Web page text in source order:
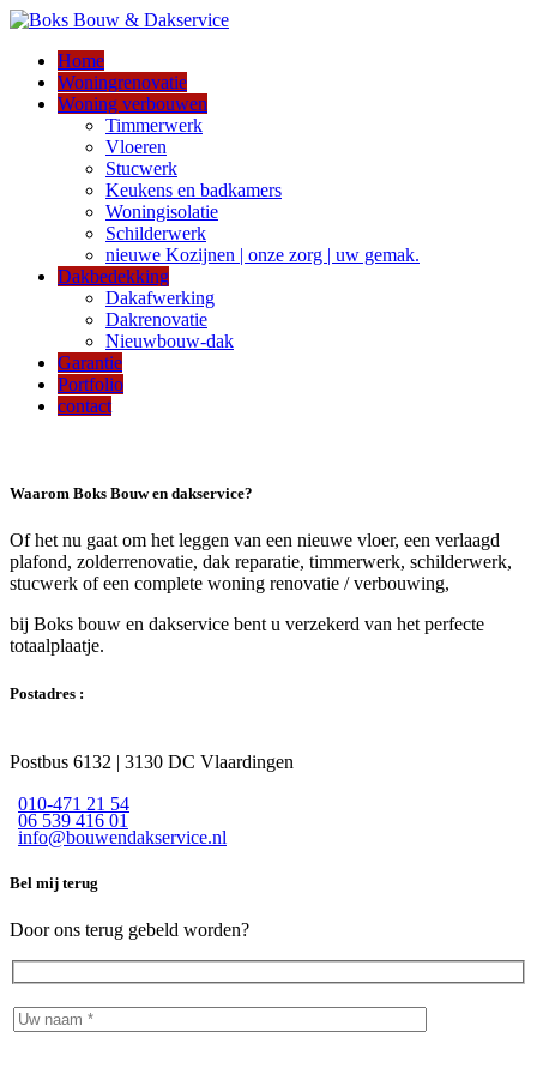
Home
Woningrenovatie
Woning verbouwen
Timmerwerk
Vloeren
Stucwerk
Keukens en badkamers
Woningisolatie
Schilderwerk
nieuwe Kozijnen | onze zorg | uw gemak.
Dakbedekking
Dakafwerking
Dakrenovatie
Nieuwbouw-dak
Garantie
Portfolio
contact
Waarom Boks Bouw en dakservice?
Of het nu gaat om het leggen van een nieuwe vloer, een verlaagd
plafond, zolderrenovatie, dak reparatie, timmerwerk, schilderwerk,
stucwerk of een complete woning renovatie / verbouwing,
bij Boks bouw en dakservice bent u verzekerd van het perfecte
totaalplaatje.
Postadres :
Postbus 6132 | 3130 DC Vlaardingen
010-471 21 54
06 539 416 01
info@bouwendakservice.nl
Bel mij terug
Door ons terug gebeld worden?